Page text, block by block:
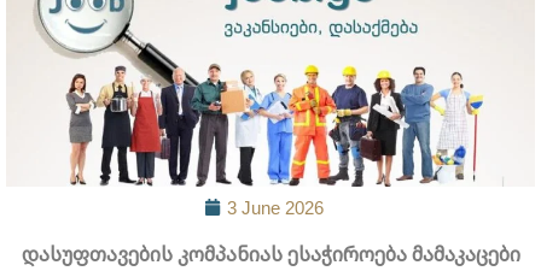
3 June 2026
დასუფთავების კომპანიას ესაჭიროება მამაკაცები